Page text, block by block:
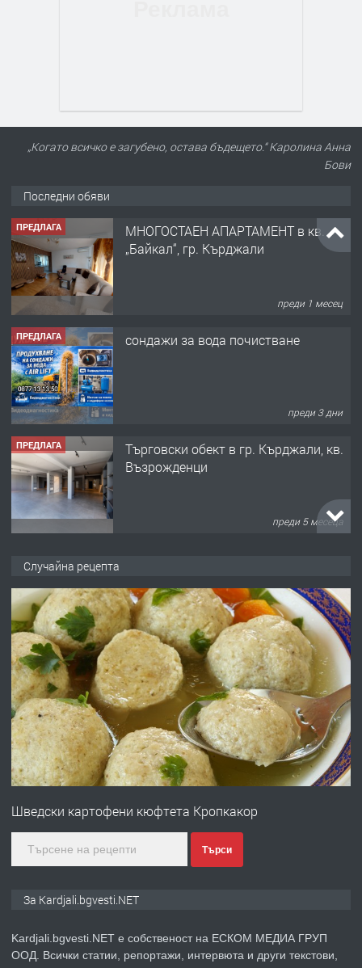
„Когато всичко е загубено, остава бъдещето.“ Каролина Анна
Бови
Последни обяви
ПРЕДЛАГА
МНОГОСТАЕН АПАРТАМЕНТ в кв.
„Байкал“, гр. Кърджали
преди 1 месец
ПРЕДЛАГА сондажи за вода почистване
преди 3 дни
ПРЕДЛАГА
Tърговски обект в гр. Кърджали, кв.
Възрожденци
преди 5 месеца
преди 6 месеца
ПРЕДЛАГА
Заведение /ресторант, бистро/ в с.
Чакаларово, община Кирково
преди 7 месеца
ПРЕДЛАГА
Гараж под наем в супер център
на язовир Студен кладенец 331м2 |
преди 1 година
Случайна рецепта
Шведски картофени кюфтета Кропкакор
Търси
За Kardjali.bgvesti.NET
Kardjali.bgvesti.NET е собственост на ЕСКОМ МЕДИА ГРУП
ООД. Всички статии, репортажи, интервюта и други текстови,